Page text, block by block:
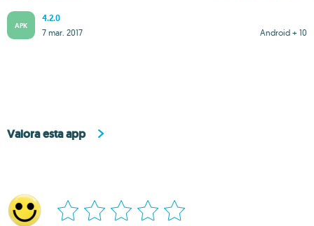
APK
4.2.0
Android + 10
7 mar. 2017
Valora esta app